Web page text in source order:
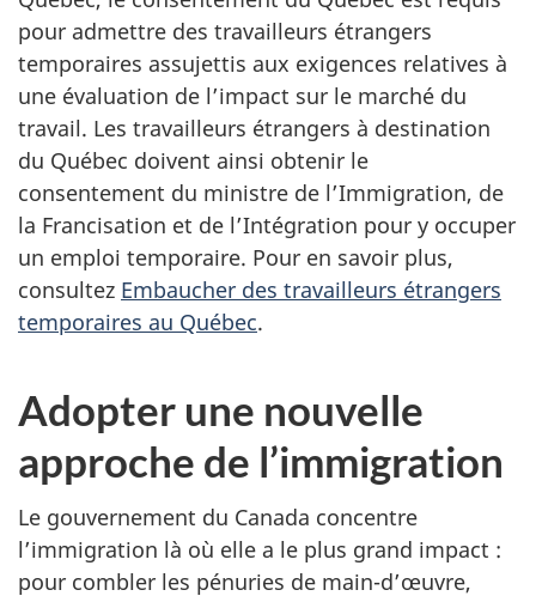
pour admettre des travailleurs étrangers
temporaires assujettis aux exigences relatives à
une évaluation de l’impact sur le marché du
travail. Les travailleurs étrangers à destination
du Québec doivent ainsi obtenir le
consentement du ministre de l’Immigration, de
la Francisation et de l’Intégration pour y occuper
un emploi temporaire. Pour en savoir plus,
consultez Embaucher des travailleurs étrangers
temporaires au Québec.
Adopter une nouvelle
approche de l’immigration
Le gouvernement du Canada concentre
l’immigration là où elle a le plus grand impact :
pour combler les pénuries de main-d’œuvre,